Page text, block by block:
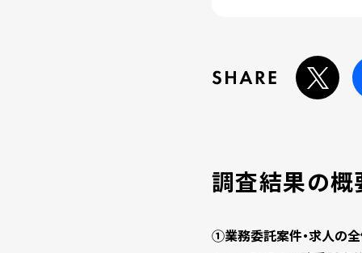
調査結果の概
①業務委託案件・求人の